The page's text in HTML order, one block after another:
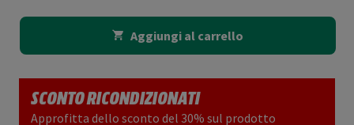
Aggiungi al carrello
SCONTO RICONDIZIONATI
Approfitta dello sconto del 30% sul prodotto